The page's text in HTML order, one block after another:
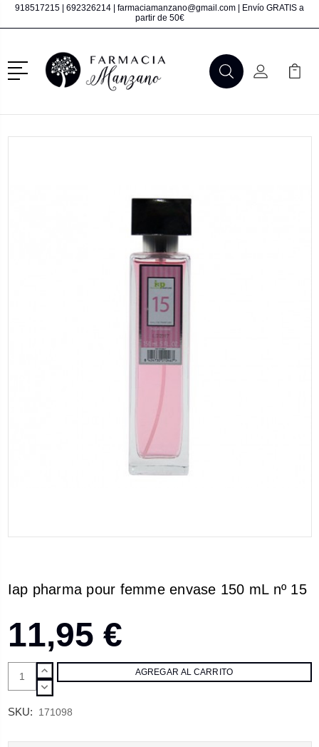
918517215 692326214 farmaciamanzano@gmail.com | Envío GRATIS a
partir de 50€
Menú
BuscarMi Cuenta
Mi
Iap pharma pour femme envase 150 mL nº 15
11,95 €
AUMENTAR
CANTIDAD:
DISMINUIR
SKU: 171098